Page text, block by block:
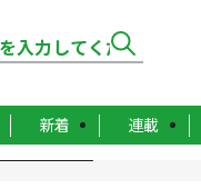
新着 連載